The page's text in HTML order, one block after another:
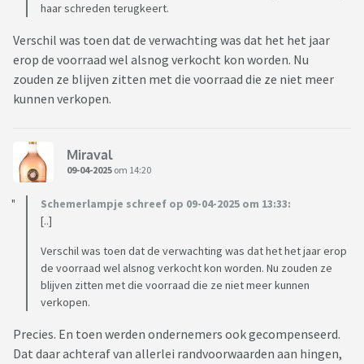
haar schreden terugkeert.
Verschil was toen dat de verwachting was dat het het jaar
erop de voorraad wel alsnog verkocht kon worden. Nu
zouden ze blijven zitten met die voorraad die ze niet meer
kunnen verkopen.
Miraval
09-04-2025 om 14:20
Schemerlampje schreef op 09-04-2025 om 13:33:
[..]
Verschil was toen dat de verwachting was dat het het jaar erop
de voorraad wel alsnog verkocht kon worden. Nu zouden ze
blijven zitten met die voorraad die ze niet meer kunnen
verkopen.
Precies. En toen werden ondernemers ook gecompenseerd.
Dat daar achteraf van allerlei randvoorwaarden aan hingen,